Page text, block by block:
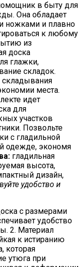
в быту для
Она обладает
ножками и плавно
к любому
из
доска
глажки,
складок.
места.
идет
для
участков
Позвольте
с гладильной
одежде, экономя
гладильная
высота,
дизайн,
удобство и
с размерами
удобство
2. Материал
к истиранию
которая
утюга при